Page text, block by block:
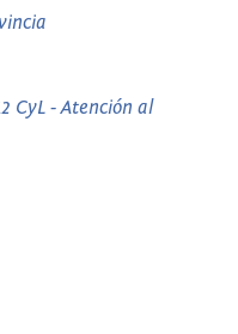
CyL - Atención al